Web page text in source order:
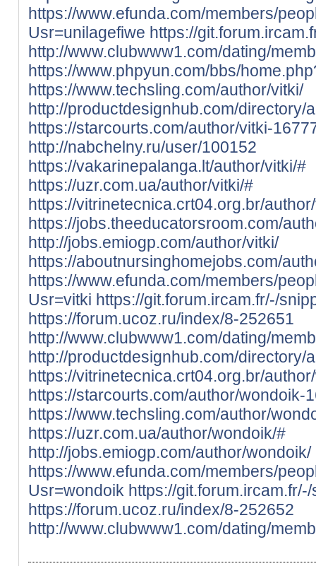
https://www.efunda.com/members/
Usr=unilagefiwe https://
http://www.clubwww1.com/dating/
https://www.phpyun.com/bbs/
https://www.techsling.com/author/vitki/
http://productdesignhub.com/directory/
https://starcourts.com/author/vitki-
http://nabchelny.ru/user/100152
https://vakarinepalanga.lt/author/vitki/#
https://uzr.com.ua/author/vitki/#
https://vitrinetecnica.crt04.org.br/
https://jobs.theeducatorsroom.com/
http://jobs.emiogp.com/author/vitki/
https://aboutnursinghomejobs.com/
https://www.efunda.com/members/
Usr=vitki https://git.forum.ircam.fr/-/
https://forum.ucoz.ru/index/8-252651
http://www.clubwww1.com/dating/
http://productdesignhub.com/directory/
https://vitrinetecnica.crt04.org.br/
https://starcourts.com/author/wondoik-
https://www.techsling.com/author/
https://uzr.com.ua/author/wondoik/#
http://jobs.emiogp.com/author/wondoik/
https://www.efunda.com/members/
Usr=wondoik https://
https://forum.ucoz.ru/index/8-252652
http://www.clubwww1.com/dating/